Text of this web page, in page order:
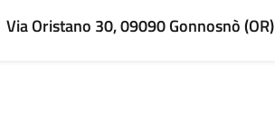
Via Oristano 30, 09090 Gonnosnò (OR)